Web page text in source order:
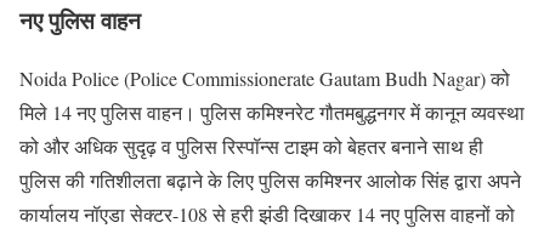
नए पुलिस वाहन
Noida Police (Police Commissionerate Gautam Budh Nagar) को
मिले 14 नए पुलिस वाहन। पुलिस कमिश्नरेट गौतमबुद्धनगर में कानून व्यवस्था
को और अधिक सुदृढ़ व पुलिस रिस्पॉन्स टाइम को बेहतर बनाने साथ ही
पुलिस की गतिशीलता बढ़ाने के लिए पुलिस कमिश्नर आलोक सिंह द्वारा अपने
कार्यालय नॉएडा सेक्टर-108 से हरी झंडी दिखाकर 14 नए पुलिस वाहनों को